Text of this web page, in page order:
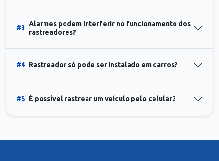
#3
Alarmes podem interferir no funcionamento dos
rastreadores?
#4 Rastreador só pode ser instalado em carros?
#5 É possível rastrear um veículo pelo celular?